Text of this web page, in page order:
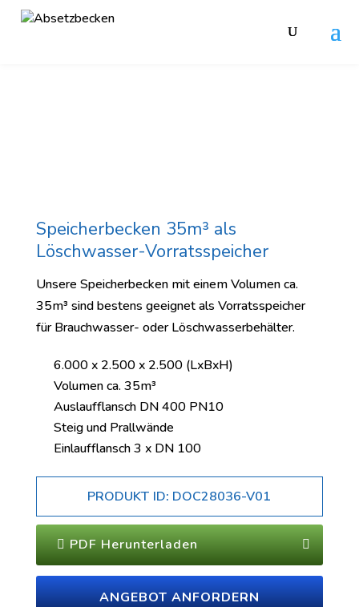
Speicherbecken 35m³ als
Löschwasser-Vorratsspeicher
Unsere Speicherbecken mit einem Volumen ca.
35m³ sind bestens geeignet als Vorratsspeicher
für Brauchwasser- oder Löschwasserbehälter.
6.000 x 2.500 x 2.500 (LxBxH)
Volumen ca. 35m³
Auslaufflansch DN 400 PN10
Steig und Prallwände
Einlaufflansch 3 x DN 100
PRODUKT ID: DOC28036-V01
PDF Herunterladen
ANGEBOT ANFORDERN